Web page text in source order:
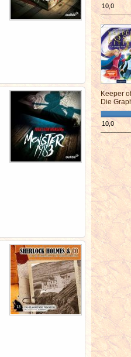
10,0
Keeper
Die
10,0